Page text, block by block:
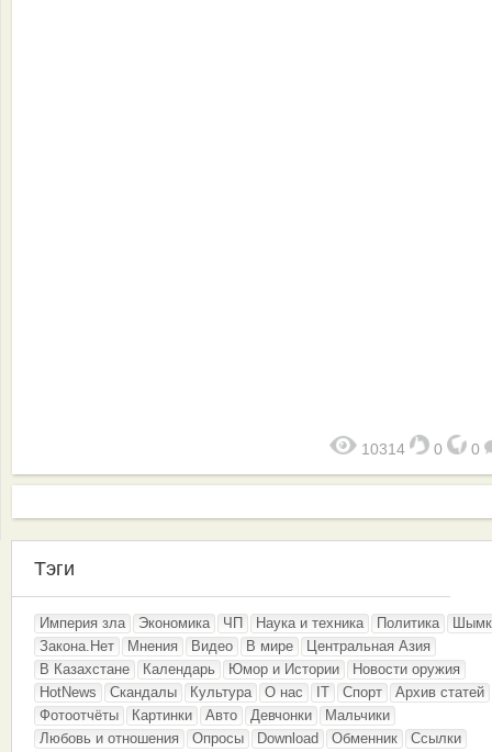
10314 0 0
Тэги
Империя зла Экономика ЧП Наука и техника Политика
Закона.Нет
Мнения Видео В мире
Центральная Азия
В Казахстане
Календарь Юмор и Истории
Новости оружия
HotNews
Скандалы Культура О нас IT Спорт
Архив статей
Фотоотчёты
Картинки Авто Девчонки
Мальчики
Любовь и отношения
Опросы Download Обменник
Ссылки